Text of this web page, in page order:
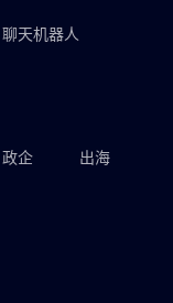
聊天机器人
政企 出海